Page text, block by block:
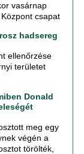
vasárnap
csapat
hadsereg
ellenőrzése
területet
Donald
meg egy
végén a
törölték,